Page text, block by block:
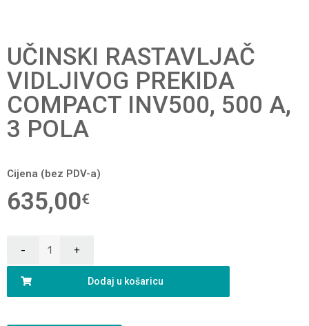
UČINSKI RASTAVLJAČ
VIDLJIVOG PREKIDA
COMPACT INV500, 500 A,
3 POLA
Cijena (bez PDV-a)
635,00€
Dodaj u košaricu